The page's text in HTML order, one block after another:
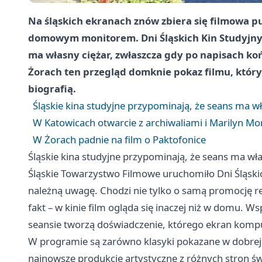
Na śląskich ekranach znów zbiera się filmowa
domowym monitorem. Dni Śląskich Kin
ma własny ciężar, zwłaszcza gdy po napisach
Żorach ten przegląd domknie pokaz filmu,
biografią.
Śląskie kina studyjne przypominają, że seans ma
W Katowicach otwarcie z archiwaliami i Marilyn
W Żorach padnie na film o Paktofonice
Śląskie kina studyjne przypominają, że seans ma
Śląskie Towarzystwo Filmowe uruchomiło Dni
należną uwagę. Chodzi nie tylko o samą promocję
fakt – w kinie film ogląda się inaczej niż w domu.
seansie tworzą doświadczenie, którego ekran
W programie są zarówno klasyki pokazane w
najnowsze produkcje artystyczne z różnych stron